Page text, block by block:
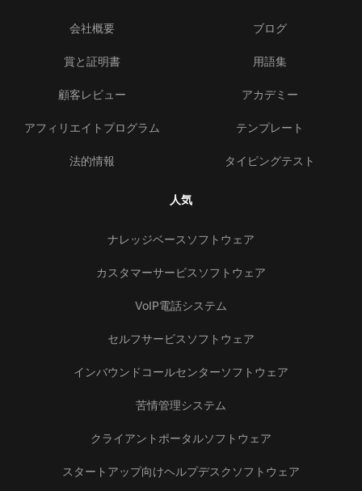
会社概要
賞と証明書
顧客レビュー
アフィリエイトプログラム
法的情報
ブログ
用語集
アカデミー
テンプレート
タイピングテスト
人気
ナレッジベースソフトウェア
カスタマーサービスソフトウェア
VoIP電話システム
セルフサービスソフトウェア
インバウンドコールセンターソフトウェア
苦情管理システム
クライアントポータルソフトウェア
スタートアップ向けヘルプデスクソフトウェア